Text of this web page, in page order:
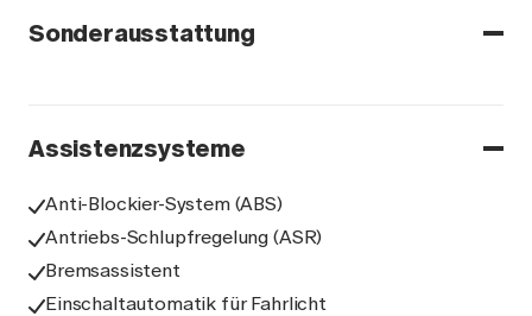
Sonderausstattung
Assistenzsysteme
Anti-Blockier-System (ABS)
Antriebs-Schlupfregelung (ASR)
Bremsassistent
Einschaltautomatik für Fahrlicht